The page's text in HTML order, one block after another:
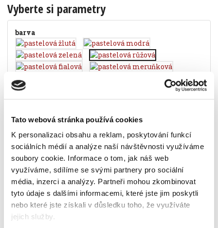
Tato webová stránka používá cookies
K personalizaci obsahu a reklam, poskytování funkcí
sociálních médií a analýze naší návštěvnosti využíváme
soubory cookie. Informace o tom, jak náš web
využíváme, sdílíme se svými partnery pro sociální
média, inzerci a analýzy. Partneři mohou zkombinovat
tyto údaje s dalšími informacemi, které jste jim poskytli
nebo které jste získali v důsledku toho, že využíváte
jejich služby.
Vyberte si parametry
barva
Popis Alternativní produkty
krabice na spisy PASTELINI
tři klopy
gumička přes rohy
pevný polypropylen o tloušťce 800 mic
pro dokumenty do formátu A4
šíře hřbetu 3 cm
barva růžová
Informace o produktu